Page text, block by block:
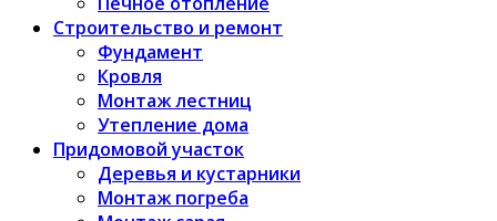
Строительство и ремонт
Фундамент
Кровля
Монтаж лестниц
Утепление дома
Придомовой участок
Деревья и кустарники
Монтаж погреба